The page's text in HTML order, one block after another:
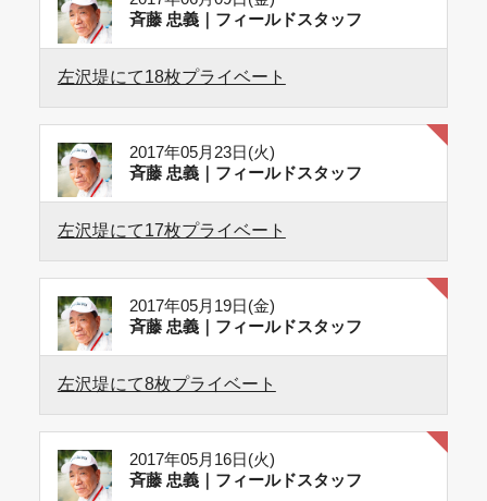
斉藤 忠義｜フィールドスタッフ
左沢堤にて18枚プライベート
2017年05月23日(火)
斉藤 忠義｜フィールドスタッフ
左沢堤にて17枚プライベート
2017年05月19日(金)
斉藤 忠義｜フィールドスタッフ
左沢堤にて8枚プライベート
2017年05月16日(火)
斉藤 忠義｜フィールドスタッフ